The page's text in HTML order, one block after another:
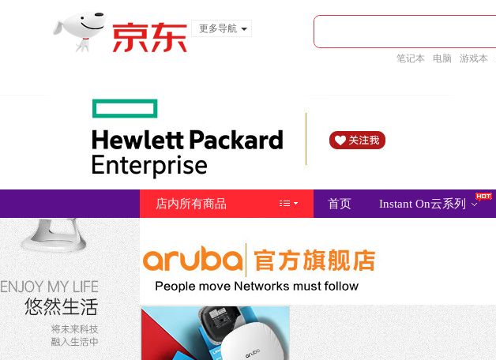
更多导航
笔记本 电脑 游戏本
店内所有商品 首页 Instant On云系列